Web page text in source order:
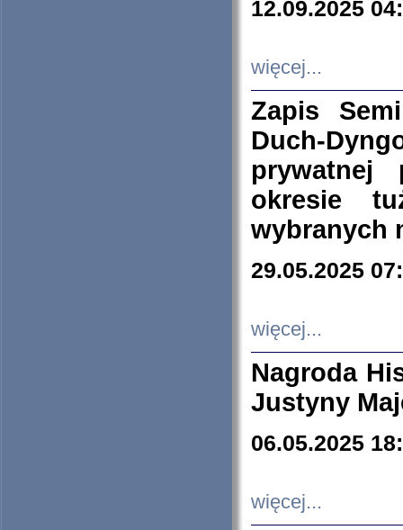
12.09.2025
więcej...
Zapis
Duch-
prywatnej
okresie
wybranych
29.05.2025
więcej...
Nagroda
Justyny
06.05.2025
więcej...